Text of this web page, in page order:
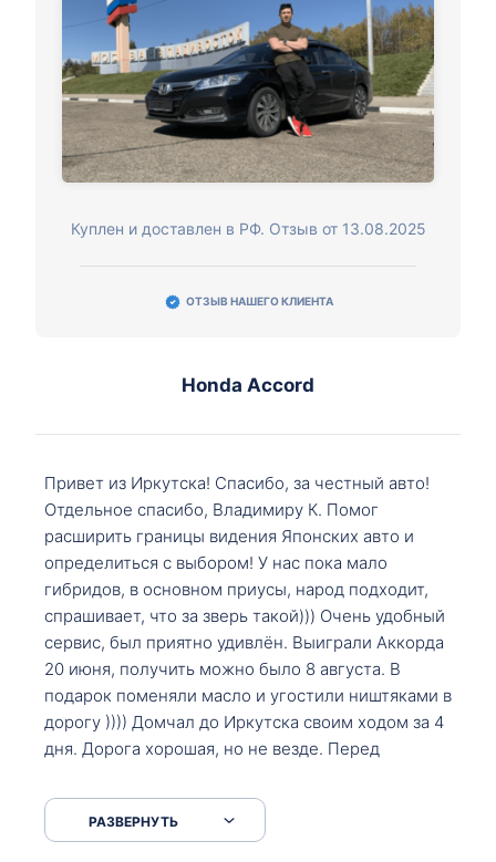
Куплен и доставлен в РФ. Отзыв от 13.08.2025
ОТЗЫВ НАШЕГО КЛИЕНТА
Honda Accord
Привет из Иркутска! Спасибо, за честный авто!
Отдельное спасибо, Владимиру К. Помог
расширить границы видения Японских авто и
определиться с выбором! У нас пока мало
гибридов, в основном приусы, народ подходит,
спрашивает, что за зверь такой))) Очень удобный
сервис, был приятно удивлён. Выиграли Аккорда
20 июня, получить можно было 8 августа. В
подарок поменяли масло и угостили ништяками в
дорогу )))) Домчал до Иркутска своим ходом за 4
дня. Дорога хорошая, но не везде. Перед
серпантинах по пути следования.
РАЗВЕРНУТЬ